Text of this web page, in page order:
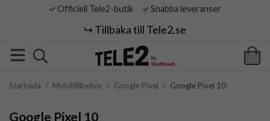
Officiell Tele2-butik Snabba leveranser
↪️ Tillbaka till Tele2.se
Startsida / Mobiltillbehör / Google Pixel / Google Pixel 10
Google Pixel 10